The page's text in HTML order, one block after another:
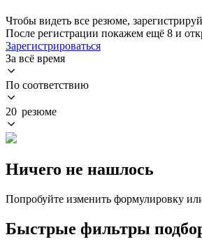
Чтобы видеть все резюме,
После регистрации покажем ещё 8 и
Зарегистрироваться
За всё время
По соответствию
20 резюме
Ничего не нашлось
Попробуйте изменить формулировку
Быстрые фильтры